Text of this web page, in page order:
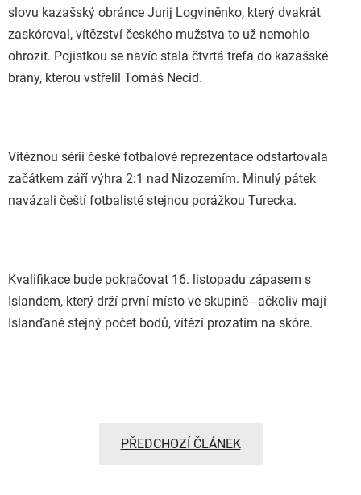
slovu kazašský obránce Jurij Logviněnko, který dvakrát
zaskóroval, vítězství českého mužstva to už nemohlo
ohrozit. Pojistkou se navíc stala čtvrtá trefa do kazašské
brány, kterou vstřelil Tomáš Necid.
Vítěznou sérii české fotbalové reprezentace odstartovala
začátkem září výhra 2:1 nad Nizozemím. Minulý pátek
navázali čeští fotbalisté stejnou porážkou Turecka.
Kvalifikace bude pokračovat 16. listopadu zápasem s
Islandem, který drží první místo ve skupině - ačkoliv mají
Islanďané stejný počet bodů, vítězí prozatím na skóre.
PŘEDCHOZÍ ČLÁNEK